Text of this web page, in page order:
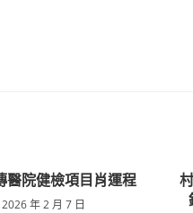
醫院健檢項目肖運程
2026 年 2 月 7 日